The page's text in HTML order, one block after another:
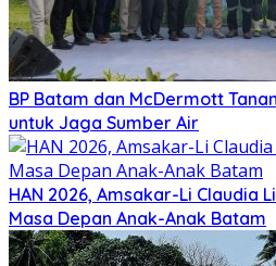
BP Batam dan McDermott
untuk Jaga Sumber Air
HAN 2026, Amsakar-Li Claudia
Masa Depan Anak-Anak Batam